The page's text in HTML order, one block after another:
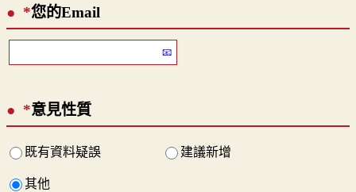
*您的Email
*意見性質
既有資料疑誤 建議新增
其他